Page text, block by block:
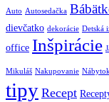
Auto Autosedačka
dievčatko dekorácie Detská
office Inšpirácie
Mikuláš Nakupovanie Nábytok
tipy Recept